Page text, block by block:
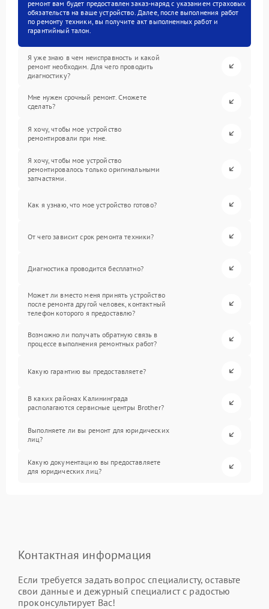
ремонт вам будет предоставлен заказ-наряд с указанием страховых
обязательств на ваше устройство. Далее, после выполнения работ
по ремонту техники, вы получите акт выполненных работ и
гарантийный талон.
Я уже знаю в чем неисправность и какой
ремонт необходим. Для чего проводить
диагностику?
Мне нужен срочный ремонт. Сможете
сделать?
Я хочу, чтобы мое устройство
ремонтировали при мне.
Я хочу, чтобы мое устройство
ремонтировалось только оригинальными
запчастями.
Как я узнаю, что мое устройство готово?
От чего зависит срок ремонта техники?
Диагностика проводится бесплатно?
Может ли вместо меня принять устройство
после ремонта другой человек, контактный
телефон которого я предоставлю?
Возможно ли получать обратную связь в
процессе выполнения ремонтных работ?
Какую гарантию вы предоставляете?
В каких районах Калининграда
располагаются сервисные центры Brother?
Выполняете ли вы ремонт для юридических
лиц?
Какую документацию вы предоставляете
для юридических лиц?
Контактная информация
Если требуется задать вопрос специалисту, оставьте
свои данные и дежурный специалист с радостью
проконсультирует Вас!